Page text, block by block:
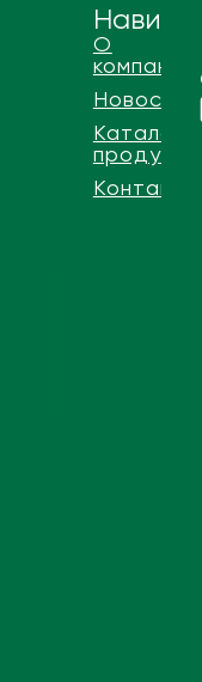
О
компании
Новости
Каталог
продукции
Контакты